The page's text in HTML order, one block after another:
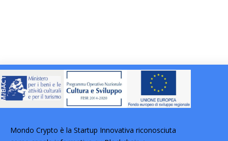
Mondo Crypto è la Startup Innovativa riconosciuta